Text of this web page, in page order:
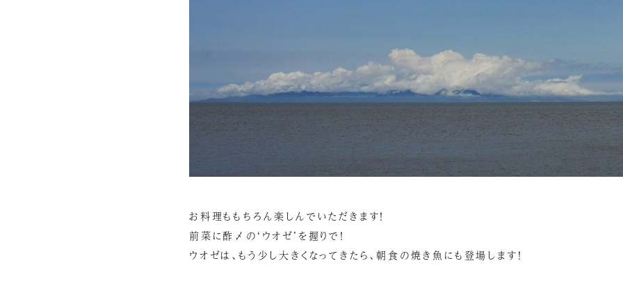
お料理ももちろん楽しんでいただきます！
前菜に酢〆の‘ウオゼ’を握りで！
ウオゼは、もう少し大きくなってきたら、朝食の焼き魚にも登場します！